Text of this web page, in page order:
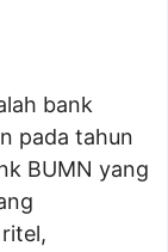
bank
pada tahun
BUMN yang